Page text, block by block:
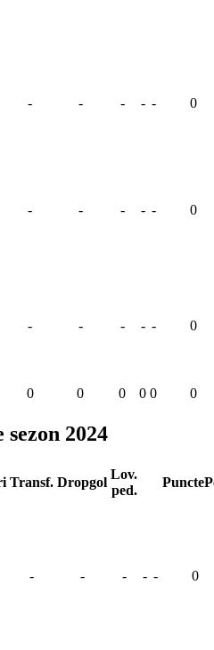
- - - - - 0
- - - - - 0
- - - - - 0
0 0 0 0 0 0
2024
Transf. Dropgol
Lov.
ped.
Puncte
- - - - - 0